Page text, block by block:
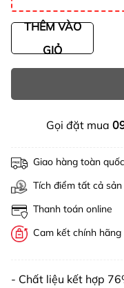
THÊM VÀO
GIỎ
Gọi đặt mua
Giao hàng toàn quốc
Tích điểm tất cả
Thanh toán online
Cam kết chính hãng
- Chất liệu kết hợp